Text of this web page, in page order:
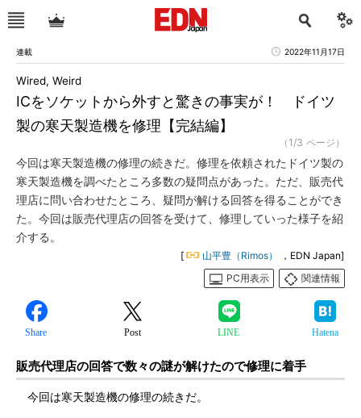
連載 2022年11月17日
ICをソケットから外すと驚きの事実が！ ドイツ
製の寒天製造機を修理【完結編】
Wired, Weird
（1/3 ページ）
今回は寒天製造機の修理の続きだ。修理を依頼されたドイツ製の
寒天製造機を調べたところ多数の疑問点があった。ただ、販売代
理店に問い合わせたところ、疑問が解ける回答を得ることができ
た。今回は販売代理店の回答を受けて、修理していった様子を紹
介する。
[ 山平豊（Rimos）
，EDN Japan]
PC用表示
関連情報
Share Post LINE Hatena
販売代理店の回答で数々の謎が解けたので修理に着手
今回は寒天製造機の修理の続きだ。